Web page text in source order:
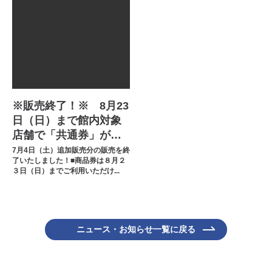
※販売終了！※ 8月23
日（日）まで館内対象
店舗で「共通券」がご
利用可能！「横浜駅西
口商店会連合会【カナ
7月4日（土）追加販売分の販売を終
了いたしました！■商品券は８月２
３日（日）までご利用いただけ...
ニュース・お知らせ一覧に戻る